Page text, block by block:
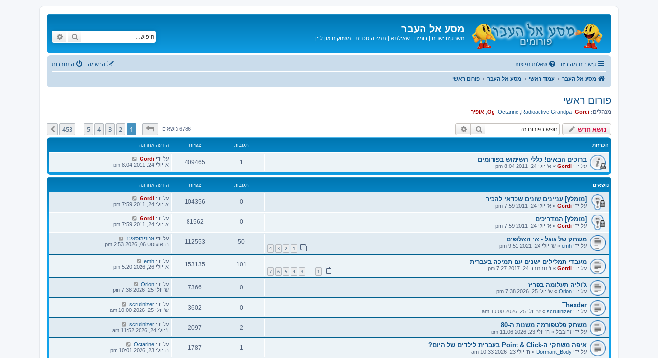
מסע אל העבר
משחקים ישנים | רומים | שאילתא | תמיכה טכנית | משחקים און ליין חיפוש
קישורים מהירים שאלות נפוצות התחברות הרשמה
מסע אל העבר עמוד ראשי מסע אל העבר פורום ראשי
פורום ראשי
מנהלים: Gordi
Radioactive Grandpa
Octarine
Og אופיר
נושא חדש חיפוש 6786 נושאים
דף1מתוך 453
1
2
3
4
5
453 הבא
הכרזות תגובות צפיות הודעה אחרונה
ברוכים הבאים! כללי השימוש בפורומים
על ידי Gordi
» א' יולי 24, 2011 8:04 pm
1
409465 על ידי Gordi
א' יולי 24, 2011 8:04 pm
נושאים תגובות צפיות הודעה אחרונה
[מומלץ] עניינים שונים שכדאי להכיר
על ידי Gordi
» א' יולי 24, 2011 7:59 pm
0
104356 על ידי Gordi
א' יולי 24, 2011 7:59 pm
[מומלץ] המדריכים
על ידי Gordi
» א' יולי 24, 2011 7:59 pm
0
81562 על ידי Gordi
א' יולי 24, 2011 7:59 pm
משחק של גוגל - אי האלופים
על ידי emh
» ש' יולי 24, 2021 9:51 pm 1
2
3
4
50
112553 על ידי אנונימוס123
ה' אוגוסט 06, 2026 2:53 pm
מעבדי תמלילים ישנים עם תמיכה בעברית
על ידי Gordi
» ו' נובמבר 24, 2017 7:27 pm 1
…
3
4
5
6
7
101
153135 על ידי emh
א' יולי 26, 2026 5:20 pm
ג'וליה תעלומה בפריז
על ידי Orion
» ש' יולי 25, 2026 7:38 pm
0
7366 על ידי Orion
ש' יולי 25, 2026 7:38 pm
Thexder
על ידי scrutinizer
» ש' יולי 25, 2026 10:00 am
0
3602 על ידי scrutinizer
ש' יולי 25, 2026 10:00 am
משחק פלטפורמה משנות ה-80
על ידי זרובבל » ה' יולי 23, 2026 11:06 pm
2
2097 על ידי scrutinizer
ו' יולי 24, 2026 11:52 am
איפה משחקי ה-Point & Click בעברית לילדים של היום?
על ידי Dormant_Body
» ה' יולי 23, 2026 10:33 am
1
1787 על ידי Octarine
ה' יולי 23, 2026 10:01 pm